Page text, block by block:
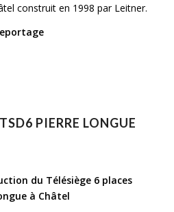
construit en 1998 par Leitner.
PIERRE LONGUE
du Télésiège 6 places
à Châtel